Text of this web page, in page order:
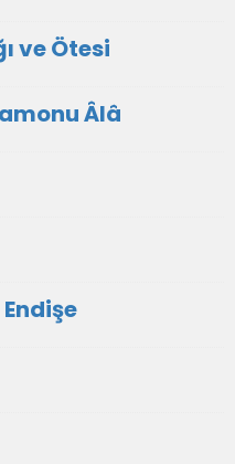
ve Ötesi
Âlâ